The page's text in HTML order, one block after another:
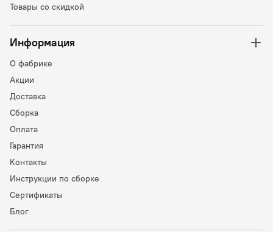
Товары со скидкой
Информация
О фабрике
Акции
Доставка
Сборка
Оплата
Гарантия
Контакты
Инструкции по сборке
Сертификаты
Блог